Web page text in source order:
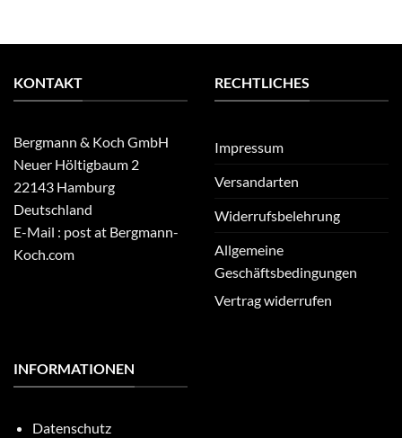
KONTAKT
Bergmann & Koch GmbH
Neuer Höltigbaum 2
22143 Hamburg
Deutschland
E-Mail : post at Bergmann-
Koch.com
RECHTLICHES
Impressum
Versandarten
Widerrufsbelehrung
Allgemeine
Geschäftsbedingungen
Vertrag widerrufen
INFORMATIONEN
Datenschutz